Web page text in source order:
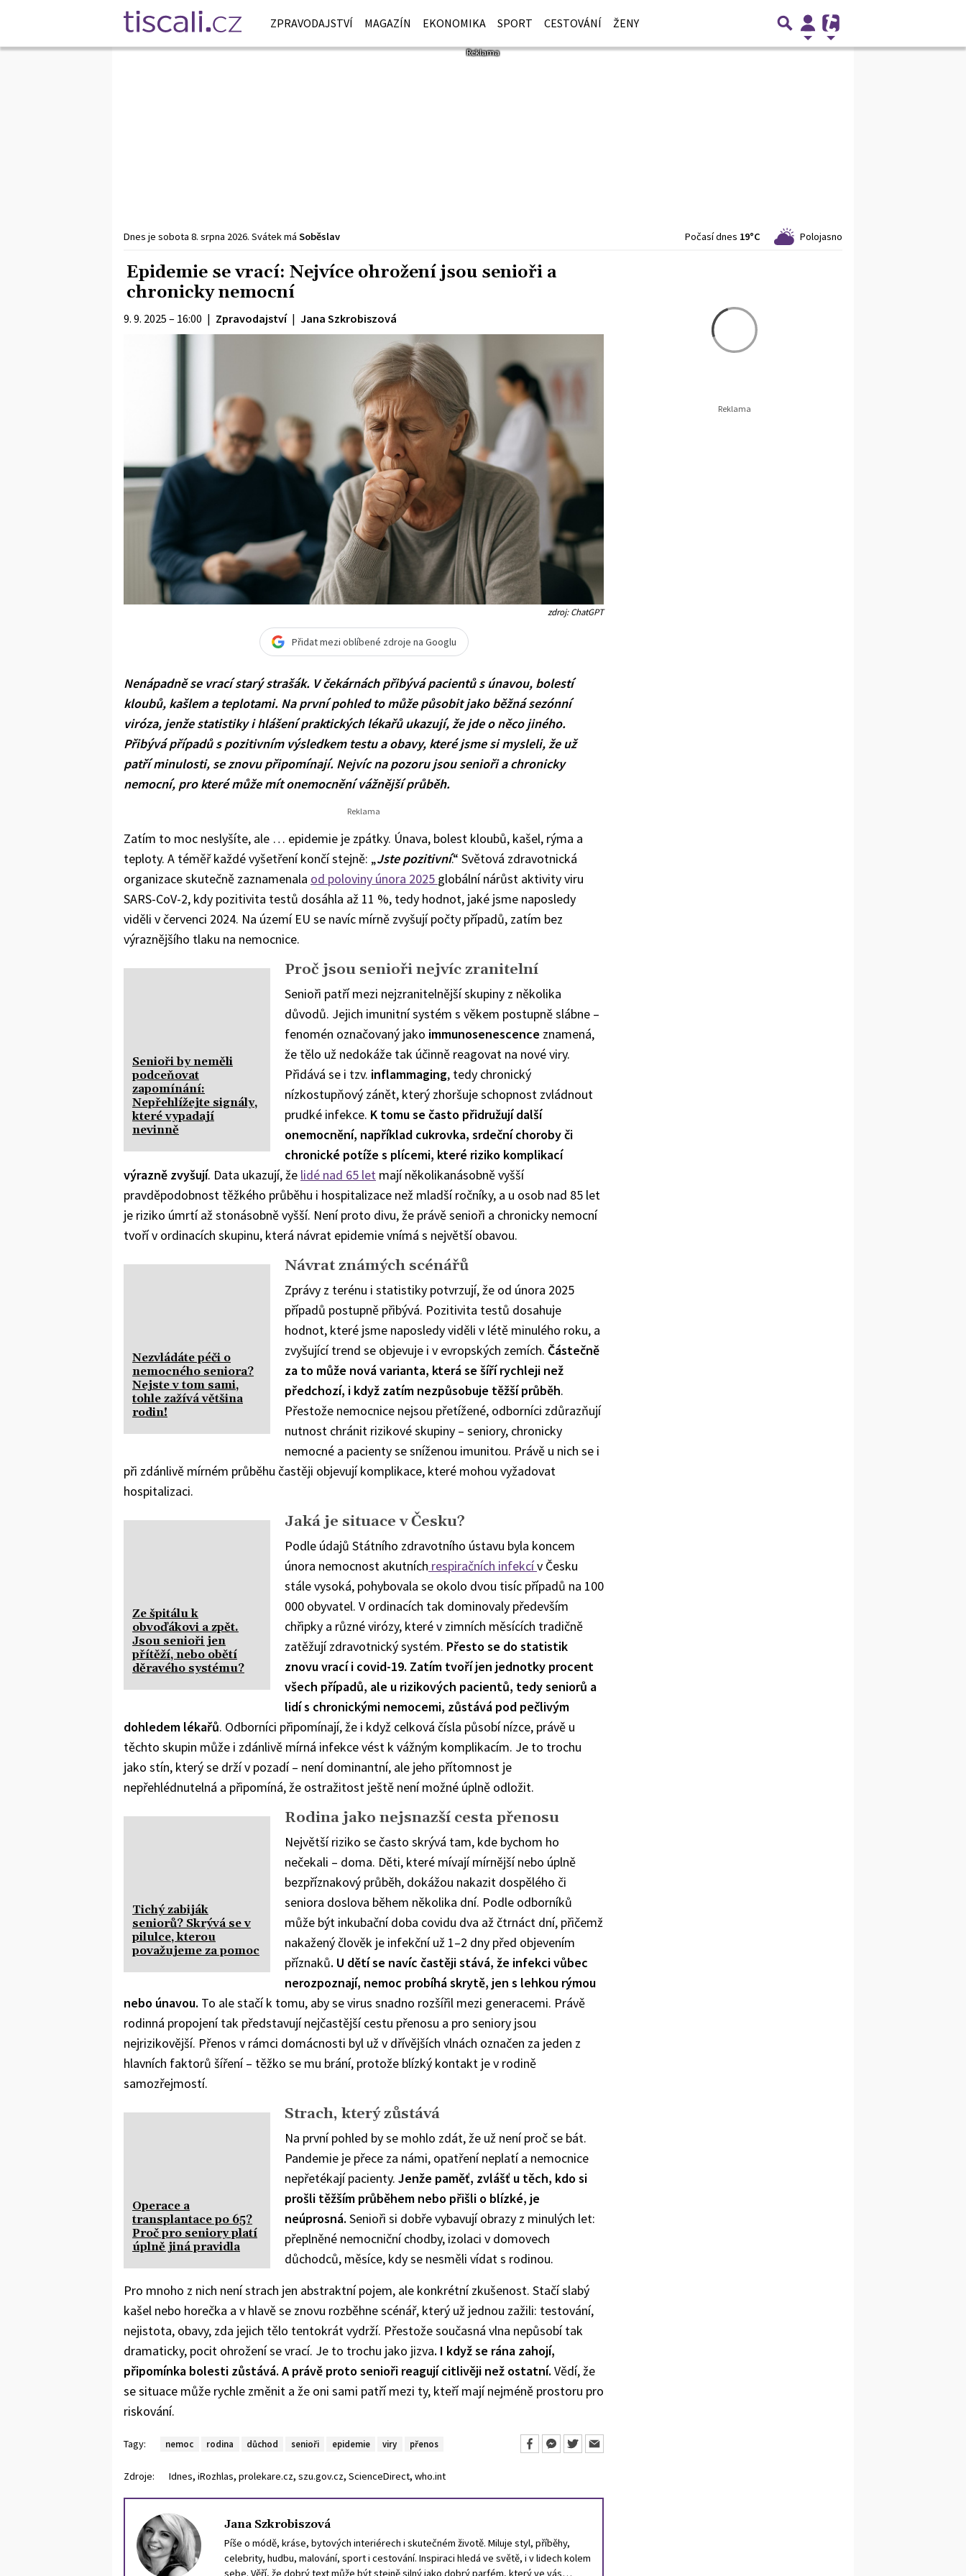
ZPRAVODAJSTVÍ MAGAZÍN EKONOMIKA SPORT CESTOVÁNÍ ŽENY
Dnes je sobota 8. srpna 2026. Svátek má Soběslav Počasí dnes 19°C Polojasno
Epidemie se vrací: Nejvíce ohrožení jsou senioři a
chronicky nemocní
9. 9. 2025 – 16:00 | Zpravodajství | Jana Szkrobiszová
zdroj: ChatGPT
Přidat mezi oblíbené zdroje na Googlu
Nenápadně se vrací starý strašák. V čekárnách přibývá pacientů s únavou, bolestí
kloubů, kašlem a teplotami. Na první pohled to může působit jako běžná sezónní
viróza, jenže statistiky i hlášení praktických lékařů ukazují, že jde o něco jiného.
Přibývá případů s pozitivním výsledkem testu a obavy, které jsme si mysleli, že už
patří minulosti, se znovu připomínají. Nejvíc na pozoru jsou senioři a chronicky
nemocní, pro které může mít onemocnění vážnější průběh.
Zatím to moc neslyšíte, ale … epidemie je zpátky. Únava, bolest kloubů, kašel, rýma a
teploty. A téměř každé vyšetření končí stejně: „Jste pozitivní.“ Světová zdravotnická
organizace skutečně zaznamenala od poloviny února 2025 globální nárůst aktivity viru
SARS-CoV-2, kdy pozitivita testů dosáhla až 11 %, tedy hodnot, jaké jsme naposledy
viděli v červenci 2024. Na území EU se navíc mírně zvyšují počty případů, zatím bez
výraznějšího tlaku na nemocnice.
Senioři by neměli
podceňovat
zapomínání:
Nepřehlížejte signály,
které vypadají
nevinně
Proč jsou senioři nejvíc zranitelní
Senioři patří mezi nejzranitelnější skupiny z několika
důvodů. Jejich imunitní systém s věkem postupně slábne –
fenomén označovaný jako immunosenescence znamená,
že tělo už nedokáže tak účinně reagovat na nové viry.
Přidává se i tzv. inflammaging, tedy chronický
nízkostupňový zánět, který zhoršuje schopnost zvládnout
prudké infekce. K tomu se často přidružují další
onemocnění, například cukrovka, srdeční choroby či
chronické potíže s plícemi, které riziko komplikací
výrazně zvyšují. Data ukazují, že lidé nad 65 let mají několikanásobně vyšší
pravděpodobnost těžkého průběhu i hospitalizace než mladší ročníky, a u osob nad 85 let
je riziko úmrtí až stonásobně vyšší. Není proto divu, že právě senioři a chronicky nemocní
tvoří v ordinacích skupinu, která návrat epidemie vnímá s největší obavou.
Nezvládáte péči o
nemocného seniora?
Nejste v tom sami,
tohle zažívá většina
rodin!
Návrat známých scénářů
Zprávy z terénu i statistiky potvrzují, že od února 2025
případů postupně přibývá. Pozitivita testů dosahuje
hodnot, které jsme naposledy viděli v létě minulého roku, a
zvyšující trend se objevuje i v evropských zemích. Částečně
za to může nová varianta, která se šíří rychleji než
předchozí, i když zatím nezpůsobuje těžší průběh.
Přestože nemocnice nejsou přetížené, odborníci zdůrazňují
nutnost chránit rizikové skupiny – seniory, chronicky
nemocné a pacienty se sníženou imunitou. Právě u nich se i
při zdánlivě mírném průběhu častěji objevují komplikace, které mohou vyžadovat
hospitalizaci.
Ze špitálu k
obvoďákovi a zpět.
Jsou senioři jen
přítěží, nebo obětí
děravého systému?
Jaká je situace v Česku?
Podle údajů Státního zdravotního ústavu byla koncem
února nemocnost akutních respiračních infekcív Česku
stále vysoká, pohybovala se okolo dvou tisíc případů na 100
000 obyvatel. V ordinacích tak dominovaly především
chřipky a různé virózy, které v zimních měsících tradičně
zatěžují zdravotnický systém. Přesto se do statistik
znovu vrací i covid-19. Zatím tvoří jen jednotky procent
všech případů, ale u rizikových pacientů, tedy seniorů a
lidí s chronickými nemocemi, zůstává pod pečlivým
dohledem lékařů. Odborníci připomínají, že i když celková čísla působí nízce, právě u
těchto skupin může i zdánlivě mírná infekce vést k vážným komplikacím. Je to trochu
jako stín, který se drží v pozadí – není dominantní, ale jeho přítomnost je
nepřehlédnutelná a připomíná, že ostražitost ještě není možné úplně odložit.
Tichý zabiják
seniorů? Skrývá se v
pilulce, kterou
považujeme za pomoc
Rodina jako nejsnazší cesta přenosu
Největší riziko se často skrývá tam, kde bychom ho
nečekali – doma. Děti, které mívají mírnější nebo úplně
bezpříznakový průběh, dokážou nakazit dospělého či
seniora doslova během několika dní. Podle odborníků
může být inkubační doba covidu dva až čtrnáct dní, přičemž
nakažený člověk je infekční už 1–2 dny před objevením
příznaků. U dětí se navíc častěji stává, že infekci vůbec
nerozpoznají, nemoc probíhá skrytě, jen s lehkou rýmou
nebo únavou. To ale stačí k tomu, aby se virus snadno rozšířil mezi generacemi. Právě
rodinná propojení tak představují nejčastější cestu přenosu a pro seniory jsou
nejrizikovější. Přenos v rámci domácnosti byl už v dřívějších vlnách označen za jeden z
hlavních faktorů šíření – těžko se mu brání, protože blízký kontakt je v rodině
samozřejmostí.
Operace a
transplantace po 65?
Proč pro seniory platí
úplně jiná pravidla
Strach, který zůstává
Na první pohled by se mohlo zdát, že už není proč se bát.
Pandemie je přece za námi, opatření neplatí a nemocnice
nepřetékají pacienty. Jenže paměť, zvlášť u těch, kdo si
prošli těžším průběhem nebo přišli o blízké, je
neúprosná. Senioři si dobře vybavují obrazy z minulých let:
přeplněné nemocniční chodby, izolaci v domovech
důchodců, měsíce, kdy se nesměli vídat s rodinou.
Pro mnoho z nich není strach jen abstraktní pojem, ale konkrétní zkušenost. Stačí slabý
kašel nebo horečka a v hlavě se znovu rozběhne scénář, který už jednou zažili: testování,
nejistota, obavy, zda jejich tělo tentokrát vydrží. Přestože současná vlna nepůsobí tak
dramaticky, pocit ohrožení se vrací. Je to trochu jako jizva. I když se rána zahojí,
připomínka bolesti zůstává. A právě proto senioři reagují citlivěji než ostatní. Vědí, že
se situace může rychle změnit a že oni sami patří mezi ty, kteří mají nejméně prostoru pro
riskování.
Tagy: nemoc rodina důchod senioři epidemie viry přenos
Zdroje: Idnes, iRozhlas, prolekare.cz, szu.gov.cz, ScienceDirect, who.int
Jana Szkrobiszová
Píše o módě, kráse, bytových interiérech i skutečném životě. Miluje styl, příběhy,
celebrity, hudbu, malování, sport i cestování. Inspiraci hledá ve světě, i v lidech kolem
sebe. Věří, že dobrý text může být stejně silný jako dobrý parfém, který ve vás